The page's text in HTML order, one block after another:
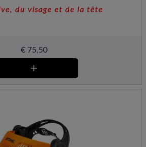
du visage et de la tête
€75,50